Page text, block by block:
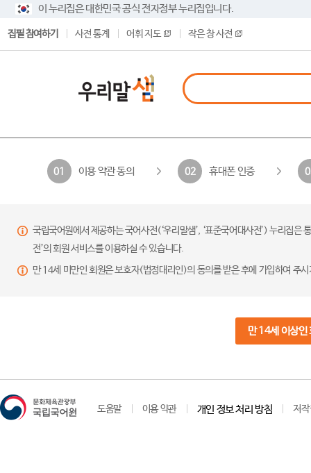
이 누리집은 대한민국 공식 전자정부 누리집입니다.
집필 참여하기 사전 통계 어휘 지도 작은 창 사전
01 이용 약관 동의 02 휴대폰 인증
국립국어원에서 제공하는 국어사전(‘우리말샘’, ‘표준국어대사전’) 누리집
전’의 회원 서비스를 이용하실 수 있습니다.
만 14세 미만인 회원은 보호자(법정대리인)의 동의를 받은 후에 가입하여 주
만 14세 이상인
도움말 이용 약관 개인 정보 처리 방침 저